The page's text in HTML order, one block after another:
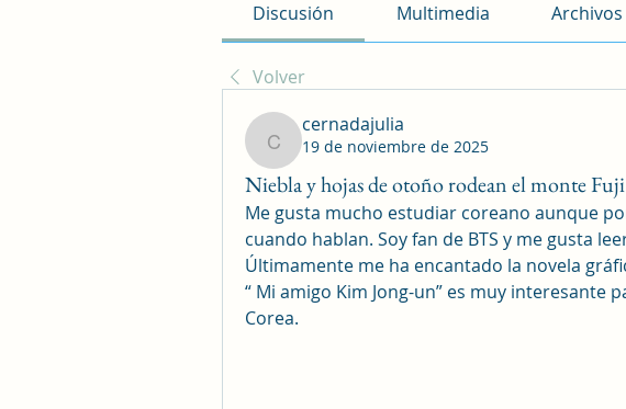
Discusión Multimedia Archivos
Volver
cernadajulia
cernadajulia
19 de noviembre de 2025
Niebla y hojas de otoño rodean el monte
Me gusta mucho estudiar coreano aunque
cuando hablan. Soy fan de BTS y me gusta
Últimamente me ha encantado la novela
“ Mi amigo Kim Jong-un” es muy interesante
Corea.